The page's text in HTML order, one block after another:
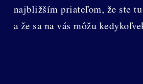
najbližším priateľom, že ste
a že sa na vás môžu